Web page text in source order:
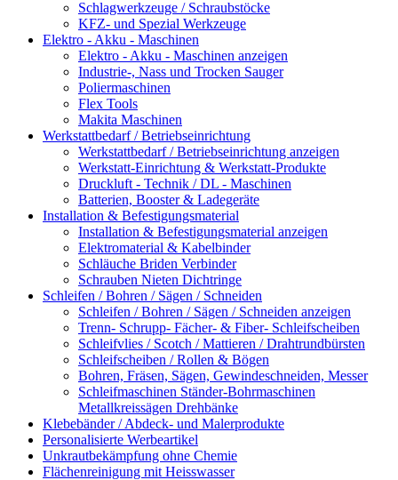
Schlagwerkzeuge / Schraubstöcke
KFZ- und Spezial Werkzeuge
Elektro - Akku - Maschinen
Elektro - Akku - Maschinen anzeigen
Industrie-, Nass und Trocken Sauger
Poliermaschinen
Flex Tools
Makita Maschinen
Werkstattbedarf / Betriebseinrichtung
Werkstattbedarf / Betriebseinrichtung anzeigen
Werkstatt-Einrichtung & Werkstatt-Produkte
Druckluft - Technik / DL - Maschinen
Batterien, Booster & Ladegeräte
Installation & Befestigungsmaterial
Installation & Befestigungsmaterial anzeigen
Elektromaterial & Kabelbinder
Schläuche Briden Verbinder
Schrauben Nieten Dichtringe
Schleifen / Bohren / Sägen / Schneiden
Schleifen / Bohren / Sägen / Schneiden anzeigen
Trenn- Schrupp- Fächer- & Fiber- Schleifscheiben
Schleifvlies / Scotch / Mattieren / Drahtrundbürsten
Schleifscheiben / Rollen & Bögen
Bohren, Fräsen, Sägen, Gewindeschneiden, Messer
Schleifmaschinen Ständer-Bohrmaschinen
Metallkreissägen Drehbänke
Klebebänder / Abdeck- und Malerprodukte
Personalisierte Werbeartikel
Unkrautbekämpfung ohne Chemie
Flächenreinigung mit Heisswasser